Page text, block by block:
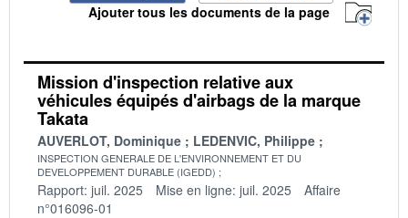
Ajouter tous les documents de la page
Mission d'inspection relative aux
véhicules équipés d'airbags de la marque
Takata
AUVERLOT, Dominique LEDENVIC, Philippe
INSPECTION GENERALE DE L'ENVIRONNEMENT ET DU
DEVELOPPEMENT DURABLE (IGEDD)
Rapport: juil. 2025 Mise en ligne: juil. 2025
Affaire
n°016096-01